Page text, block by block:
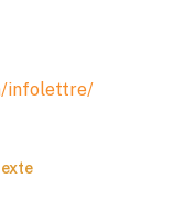
infolettre/